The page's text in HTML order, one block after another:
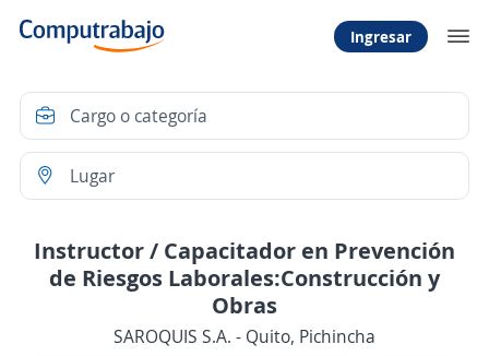
Ingresar
Instructor / Capacitador en Prevención
de Riesgos Laborales:Construcción y
Obras
SAROQUIS S.A. - Quito, Pichincha